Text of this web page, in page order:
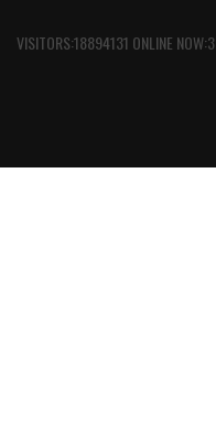
VISITORS:18894131 ONLINE NOW:3